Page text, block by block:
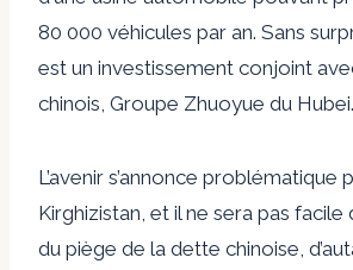
80 000 véhicules par an. Sans
est un investissement conjoint
chinois, Groupe Zhuoyue du Hubei.
L’avenir s’annonce problématique
Kirghizistan, et il ne sera pas facile
du piège de la dette chinoise,